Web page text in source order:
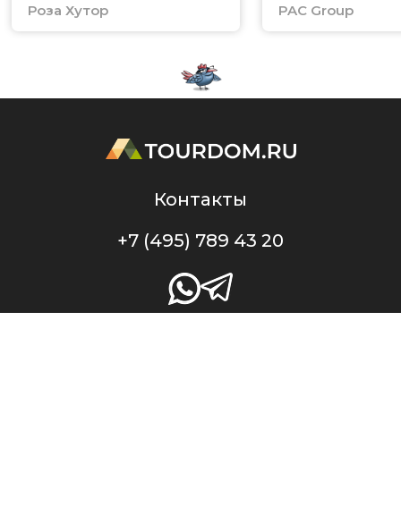
Роза Хутор PAC Group
Контакты
+7 (495) 789 43 20